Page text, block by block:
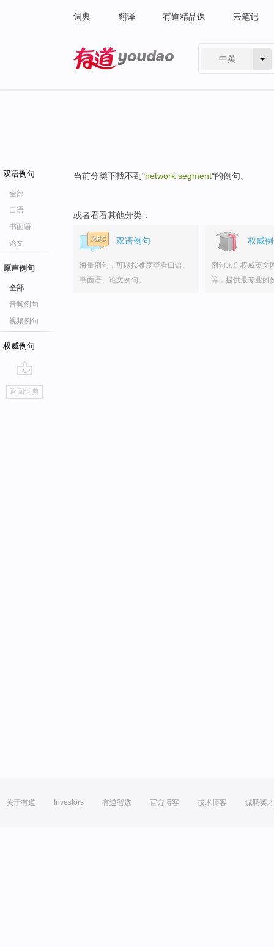
词典 翻译 有道精品课 云笔记
中英
双语例句
全部
口语
书面语
论文
原声例句
全部
音频例句
视频例句
权威例句
go
top
返回词典
当前分类下找不到"network segment"的例句。
或者看看其他分类：
双语例句
海量例句，可以按难度查看口语、
书面语、论文例句。
权威
例句来自权威英文
等，提供最专业的
关于有道 Investors 有道智选 官方博客 技术博客 诚聘英才